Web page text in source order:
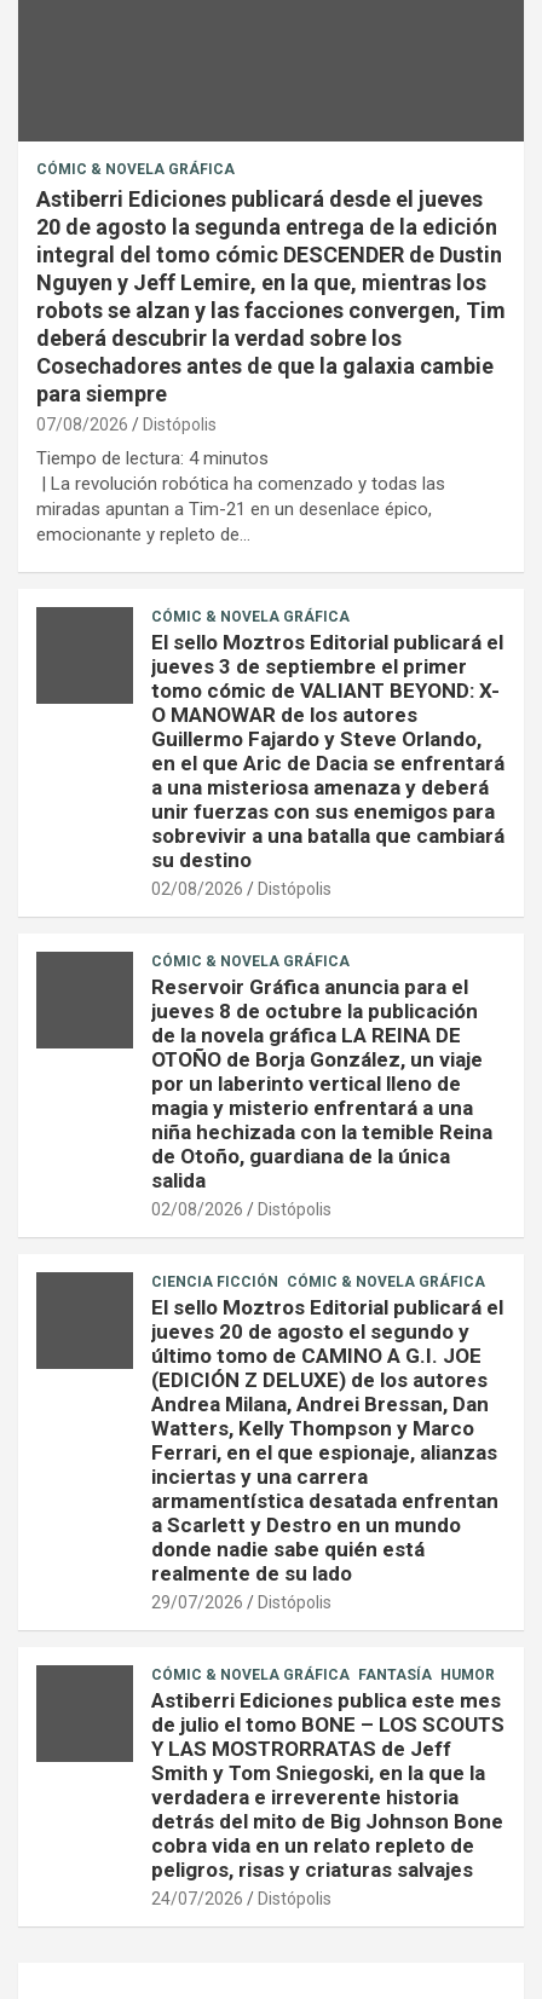
CÓMIC & NOVELA GRÁFICA
Astiberri Ediciones publicará desde el jueves
20 de agosto la segunda entrega de la edición
integral del tomo cómic DESCENDER de Dustin
Nguyen y Jeff Lemire, en la que, mientras los
robots se alzan y las facciones convergen, Tim
deberá descubrir la verdad sobre los
Cosechadores antes de que la galaxia cambie
para siempre
07/08/2026 Distópolis
Tiempo de lectura: 4 minutos
| La revolución robótica ha comenzado y todas las
miradas apuntan a Tim-21 en un desenlace épico,
emocionante y repleto de…
CÓMIC & NOVELA GRÁFICA
El sello Moztros Editorial publicará el
jueves 3 de septiembre el primer
tomo cómic de VALIANT BEYOND: X-
O MANOWAR de los autores
Guillermo Fajardo y Steve Orlando,
en el que Aric de Dacia se enfrentará
a una misteriosa amenaza y deberá
unir fuerzas con sus enemigos para
sobrevivir a una batalla que cambiará
su destino
02/08/2026 Distópolis
CÓMIC & NOVELA GRÁFICA
Reservoir Gráfica anuncia para el
jueves 8 de octubre la publicación
de la novela gráfica LA REINA DE
OTOÑO de Borja González, un viaje
por un laberinto vertical lleno de
magia y misterio enfrentará a una
niña hechizada con la temible Reina
de Otoño, guardiana de la única
salida
02/08/2026 Distópolis
CIENCIA FICCIÓN CÓMIC & NOVELA GRÁFICA
El sello Moztros Editorial publicará el
jueves 20 de agosto el segundo y
último tomo de CAMINO A G.I. JOE
(EDICIÓN Z DELUXE) de los autores
Andrea Milana, Andrei Bressan, Dan
Watters, Kelly Thompson y Marco
Ferrari, en el que espionaje, alianzas
inciertas y una carrera
armamentística desatada enfrentan
a Scarlett y Destro en un mundo
donde nadie sabe quién está
realmente de su lado
29/07/2026 Distópolis
CÓMIC & NOVELA GRÁFICA FANTASÍA HUMOR
Astiberri Ediciones publica este mes
de julio el tomo BONE – LOS SCOUTS
Y LAS MOSTRORRATAS de Jeff
Smith y Tom Sniegoski, en la que la
verdadera e irreverente historia
detrás del mito de Big Johnson Bone
cobra vida en un relato repleto de
peligros, risas y criaturas salvajes
24/07/2026 Distópolis